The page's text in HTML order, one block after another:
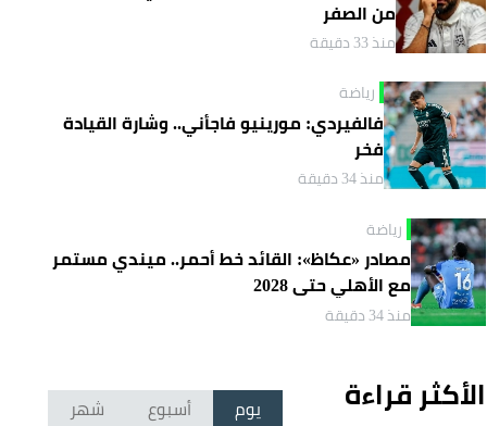
من الصفر
منذ 33 دقيقة
رياضة
فالفيردي: مورينيو فاجأني.. وشارة القيادة
فخر
منذ 34 دقيقة
رياضة
مصادر «عكاظ»: القائد خط أحمر.. ميندي مستمر
مع الأهلي حتى 2028
منذ 34 دقيقة
الأكثر قراءة يوم أسبوع شهر